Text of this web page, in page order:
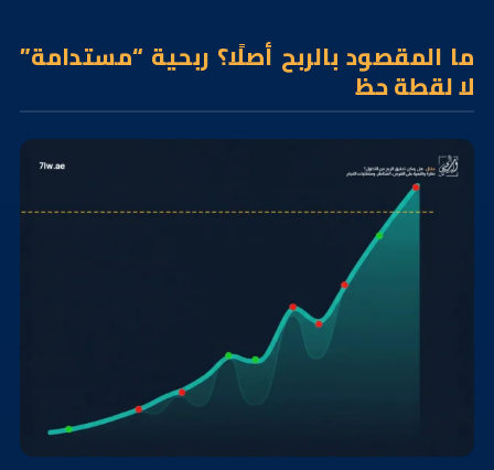
ما المقصود بالربح أصلًا؟ ربحية “مستدامة”
لا لقطة حظ